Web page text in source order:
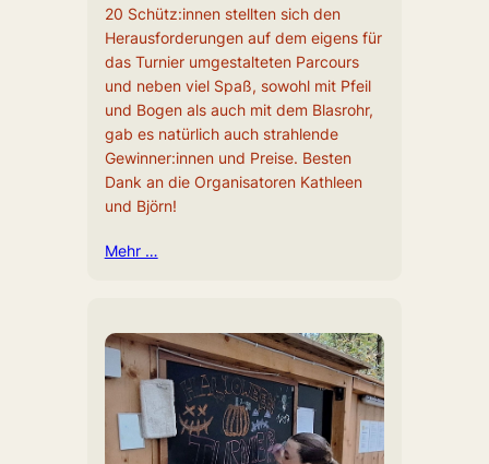
20 Schütz:innen stellten sich den
Herausforderungen auf dem eigens für
das Turnier umgestalteten Parcours
und neben viel Spaß, sowohl mit Pfeil
und Bogen als auch mit dem Blasrohr,
gab es natürlich auch strahlende
Gewinner:innen und Preise. Besten
Dank an die Organisatoren Kathleen
und Björn!
Mehr …